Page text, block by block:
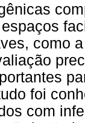
como
foi
com